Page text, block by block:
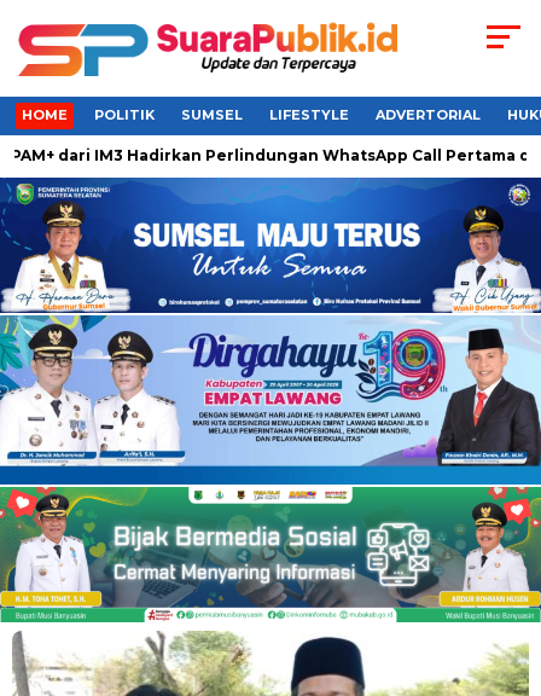
HOME POLITIK SUMSEL LIFESTYLE ADVERTORIAL
dari IM3 Hadirkan Perlindungan WhatsApp Call Pertama di